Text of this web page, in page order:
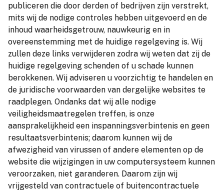
publiceren die door derden of bedrijven zijn verstrekt,
mits wij de nodige controles hebben uitgevoerd en de
inhoud waarheidsgetrouw, nauwkeurig en in
overeenstemming met de huidige regelgeving is. Wij
zullen deze links verwijderen zodra wij weten dat zij de
huidige regelgeving schenden of u schade kunnen
berokkenen. Wij adviseren u voorzichtig te handelen en
de juridische voorwaarden van dergelijke websites te
raadplegen. Ondanks dat wij alle nodige
veiligheidsmaatregelen treffen, is onze
aansprakelijkheid een inspanningsverbintenis en geen
resultaatsverbintenis; daarom kunnen wij de
afwezigheid van virussen of andere elementen op de
website die wijzigingen in uw computersysteem kunnen
veroorzaken, niet garanderen. Daarom zijn wij
vrijgesteld van contractuele of buitencontractuele